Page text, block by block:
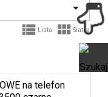

 Lista  Siatka